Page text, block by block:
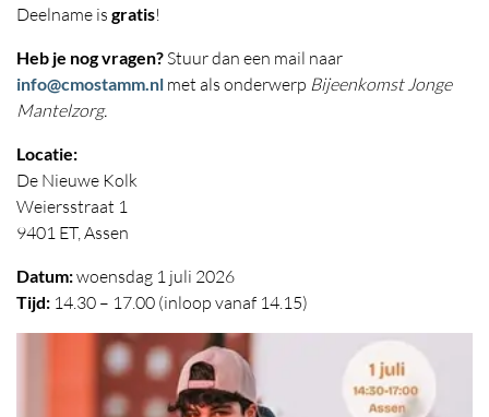
Deelname is gratis!
Heb je nog vragen?Stuur dan een mail naar
info@cmostamm.nl met als onderwerp Bijeenkomst Jonge
Mantelzorg.
Locatie:
De Nieuwe Kolk
Weiersstraat 1
9401 ET, Assen
Datum:woensdag 1 juli 2026
Tijd: 14.30 – 17.00 (inloop vanaf 14.15)